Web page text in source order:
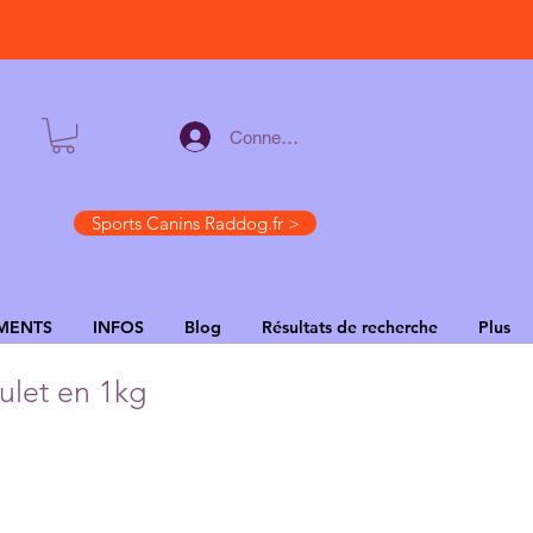
Connexion
Sports Canins Raddog.fr >
INFOS Blog Résultats de recherche Plus
en 1kg